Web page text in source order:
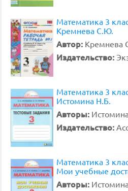
Математика 3
Кремнева С.Ю.
Автор: Кремнева
Издательство:
Математика 3
Истомина Н.Б.
Авторы:
Издательство:
Математика 3
Мои учебные
Авторы: